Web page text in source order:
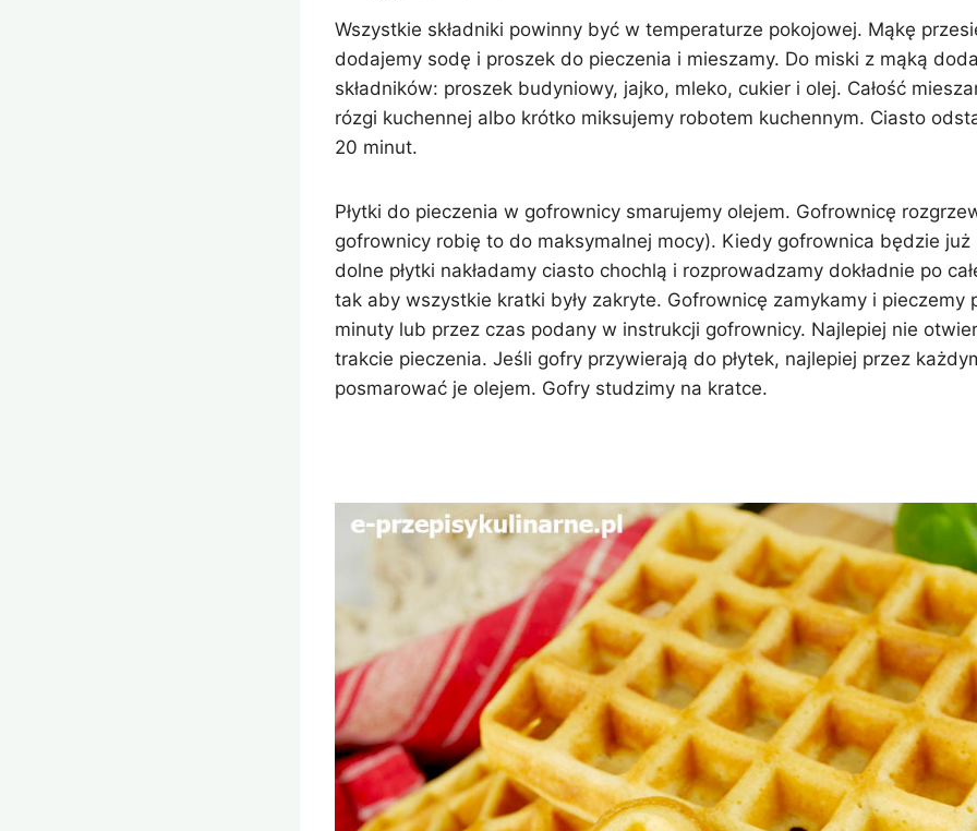
Wszystkie składniki powinny być w temperaturze pokojowej. Mąkę
dodajemy sodę i proszek do pieczenia i mieszamy. Do miski z mąką
składników: proszek budyniowy, jajko, mleko, cukier i olej. Całość
rózgi kuchennej albo krótko miksujemy robotem kuchennym. Ciasto
20 minut.
Płytki do pieczenia w gofrownicy smarujemy olejem. Gofrownicę
gofrownicy robię to do maksymalnej mocy). Kiedy gofrownica będzie już
dolne płytki nakładamy ciasto chochlą i rozprowadzamy dokładnie po
tak aby wszystkie kratki były zakryte. Gofrownicę zamykamy i pieczemy
minuty lub przez czas podany w instrukcji gofrownicy. Najlepiej nie
trakcie pieczenia. Jeśli gofry przywierają do płytek, najlepiej przez
posmarować je olejem. Gofry studzimy na kratce.